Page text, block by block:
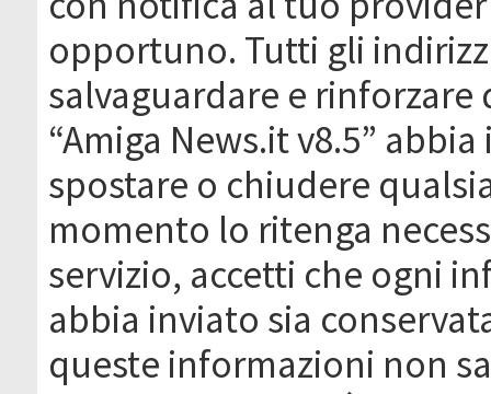
opportuno. Tutti gli
salvaguardare e
“Amiga News.it v8.5”
spostare o chiudere
momento lo ritenga
servizio, accetti che ogni
abbia inviato sia
queste informazioni non